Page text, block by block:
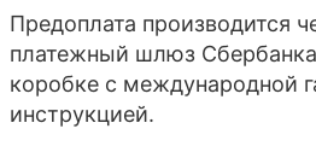
Предоплата производится
платежный шлюз
коробке с международной
инструкцией.